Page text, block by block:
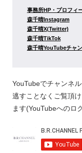
事務所HP・プロフィ
森千晴Instagram
森千晴X(Twitter)
森千晴TikTok
森千晴YouTubeチャ
YouTubeでチャンネ
逃すことなくご覧頂
ます(YouTubeへのロ